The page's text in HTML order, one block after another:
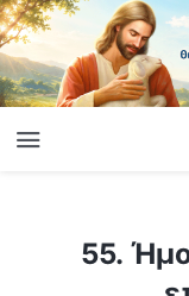
55. Ήμουν αλήθεια
55.